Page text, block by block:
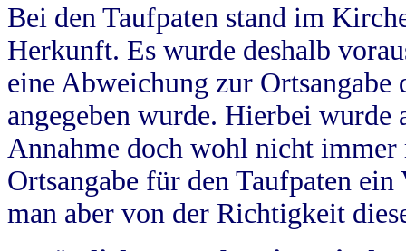
Bei den Taufpaten stand im
Herkunft. Es wurde deshalb
eine Abweichung zur
angegeben wurde. Hierbei wurde
Annahme doch wohl nicht
Ortsangabe für den Taufpaten
man aber von der Richtigkeit